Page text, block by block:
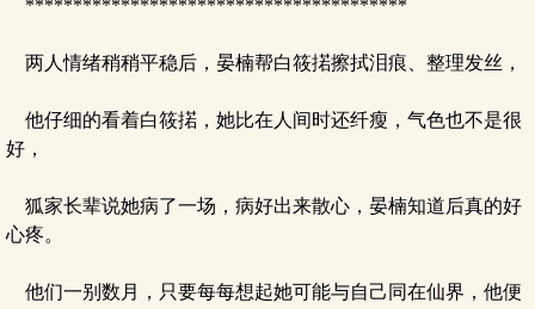
****************************************
两人情绪稍稍平稳后，晏楠帮白筱掿擦拭泪痕、整理发丝，
他仔细的看着白筱掿，她比在人间时还纤瘦，气色也不是很
好，
狐家长辈说她病了一场，病好出来散心，晏楠知道后真的好
心疼。
他们一别数月，只要每每想起她可能与自己同在仙界，他便